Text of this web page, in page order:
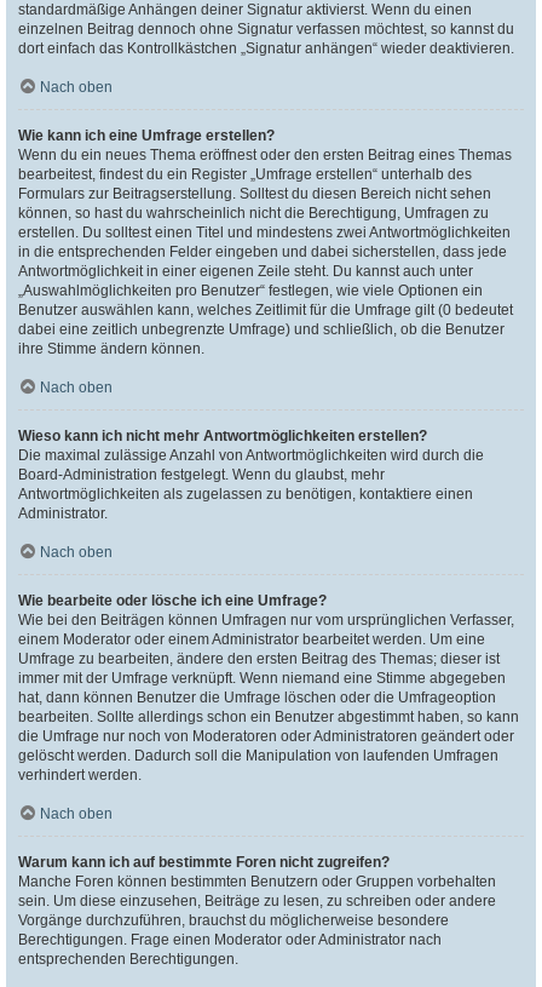
standardmäßige Anhängen deiner Signatur aktivierst. Wenn du einen
einzelnen Beitrag dennoch ohne Signatur verfassen möchtest, so kannst du
dort einfach das Kontrollkästchen „Signatur anhängen“ wieder deaktivieren.
Nach oben
Wie kann ich eine Umfrage erstellen?
Wenn du ein neues Thema eröffnest oder den ersten Beitrag eines Themas
bearbeitest, findest du ein Register „Umfrage erstellen“ unterhalb des
Formulars zur Beitragserstellung. Solltest du diesen Bereich nicht sehen
können, so hast du wahrscheinlich nicht die Berechtigung, Umfragen zu
erstellen. Du solltest einen Titel und mindestens zwei Antwortmöglichkeiten
in die entsprechenden Felder eingeben und dabei sicherstellen, dass jede
Antwortmöglichkeit in einer eigenen Zeile steht. Du kannst auch unter
„Auswahlmöglichkeiten pro Benutzer“ festlegen, wie viele Optionen ein
Benutzer auswählen kann, welches Zeitlimit für die Umfrage gilt (0 bedeutet
dabei eine zeitlich unbegrenzte Umfrage) und schließlich, ob die Benutzer
ihre Stimme ändern können.
Nach oben
Wieso kann ich nicht mehr Antwortmöglichkeiten erstellen?
Die maximal zulässige Anzahl von Antwortmöglichkeiten wird durch die
Board-Administration festgelegt. Wenn du glaubst, mehr
Antwortmöglichkeiten als zugelassen zu benötigen, kontaktiere einen
Administrator.
Nach oben
Wie bearbeite oder lösche ich eine Umfrage?
Wie bei den Beiträgen können Umfragen nur vom ursprünglichen Verfasser,
einem Moderator oder einem Administrator bearbeitet werden. Um eine
Umfrage zu bearbeiten, ändere den ersten Beitrag des Themas; dieser ist
immer mit der Umfrage verknüpft. Wenn niemand eine Stimme abgegeben
hat, dann können Benutzer die Umfrage löschen oder die Umfrageoption
bearbeiten. Sollte allerdings schon ein Benutzer abgestimmt haben, so kann
die Umfrage nur noch von Moderatoren oder Administratoren geändert oder
gelöscht werden. Dadurch soll die Manipulation von laufenden Umfragen
verhindert werden.
Nach oben
Warum kann ich auf bestimmte Foren nicht zugreifen?
Manche Foren können bestimmten Benutzern oder Gruppen vorbehalten
sein. Um diese einzusehen, Beiträge zu lesen, zu schreiben oder andere
Vorgänge durchzuführen, brauchst du möglicherweise besondere
Berechtigungen. Frage einen Moderator oder Administrator nach
entsprechenden Berechtigungen.